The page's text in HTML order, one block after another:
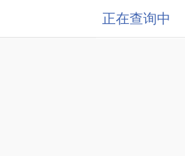
正在查询中